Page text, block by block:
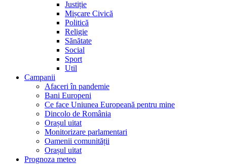
Justiție
Mișcare Civică
Politică
Religie
Sănătate
Social
Sport
Util
Campanii
Afaceri în pandemie
Bani Europeni
Ce face Uniunea Europeană pentru mine
Dincolo de România
Orașul uitat
Monitorizare parlamentari
Oamenii comunității
Orașul uitat
Prognoza meteo